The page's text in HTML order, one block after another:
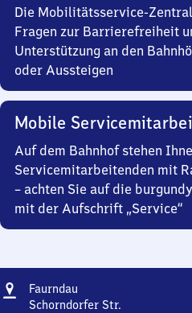
Die Mobilitätsservice-
Fragen zur Barrierefreiheit
Unterstützung an den
oder Aussteigen
Mobile
Auf dem Bahnhof stehen
Servicemitarbeitenden mit
– achten Sie auf die
mit der Aufschrift „Service“
Adresse
Faurndau
Schorndorfer Str.